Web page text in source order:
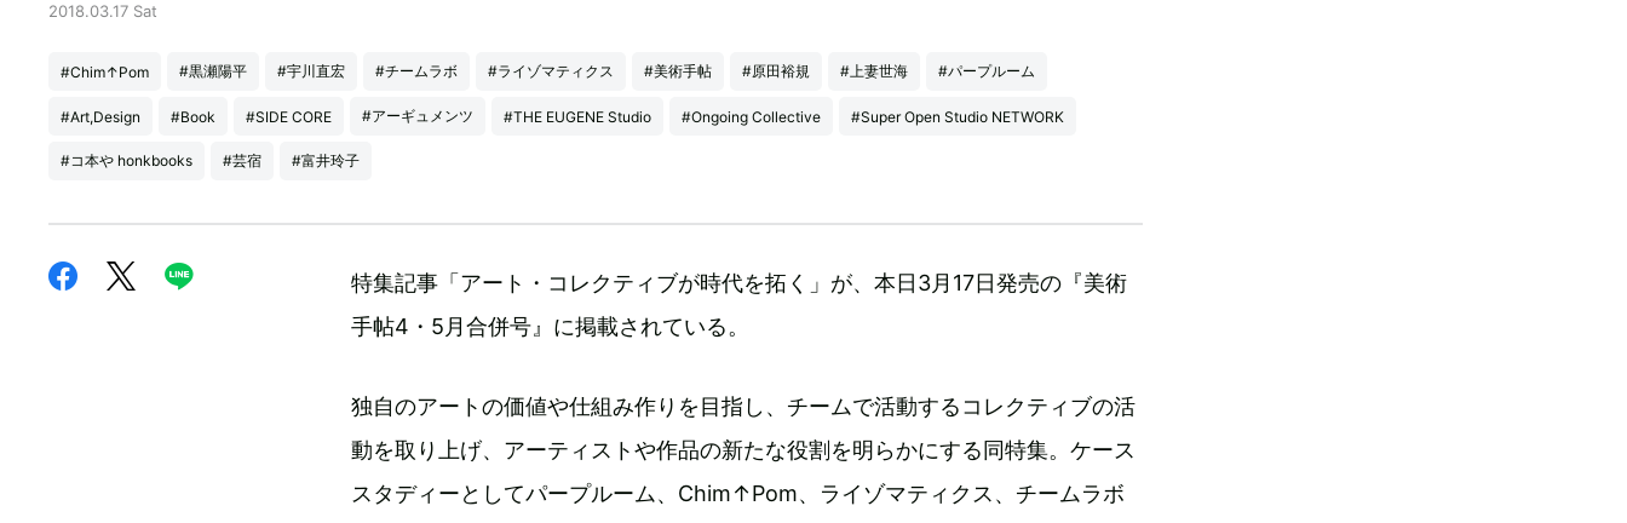
2018.03.17 Sat
#Chim↑Pom #黒瀬陽平 #宇川直宏 #チームラボ #ライゾマティクス #美術手帖 #原田裕規 #上妻世海 #パープルーム
#Art,Design #Book #SIDE CORE #アーギュメンツ #THE EUGENE Studio #Ongoing Collective #Super Open Studio NETWORK
#コ本や honkbooks #芸宿 #富井玲子
特集記事「アート・コレクティブが時代を拓く」が、本日3月17日発売の『美術
手帖4・5月合併号』に掲載されている。
独自のアートの価値や仕組み作りを目指し、チームで活動するコレクティブの活
動を取り上げ、アーティストや作品の新たな役割を明らかにする同特集。ケース
スタディーとしてパープルーム、Chim↑Pom、ライゾマティクス、チームラボ